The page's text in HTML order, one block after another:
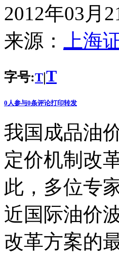
2012年03月
来源：
上海
字号:T|T
0 人参与0条评论打印转发
我国成品油
定价机制改
此，多位专
近国际油价
改革方案的